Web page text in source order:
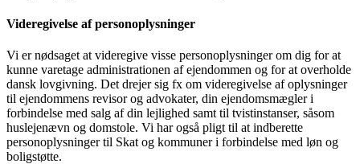
Videregivelse af personoplysninger
Vi er nødsaget at videregive visse personoplysninger om dig for at
kunne varetage administrationen af ejendommen og for at overholde
dansk lovgivning. Det drejer sig fx om videregivelse af oplysninger
til ejendommens revisor og advokater, din ejendomsmægler i
forbindelse med salg af din lejlighed samt til tvistinstanser, såsom
huslejenævn og domstole. Vi har også pligt til at indberette
personoplysninger til Skat og kommuner i forbindelse med løn og
boligstøtte.